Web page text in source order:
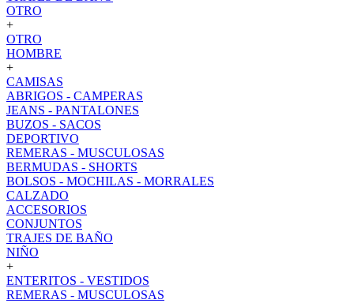
OTRO
+
OTRO
HOMBRE
+
CAMISAS
ABRIGOS - CAMPERAS
JEANS - PANTALONES
BUZOS - SACOS
DEPORTIVO
REMERAS - MUSCULOSAS
BERMUDAS - SHORTS
BOLSOS - MOCHILAS - MORRALES
CALZADO
ACCESORIOS
CONJUNTOS
TRAJES DE BAÑO
NIÑO
+
ENTERITOS - VESTIDOS
REMERAS - MUSCULOSAS